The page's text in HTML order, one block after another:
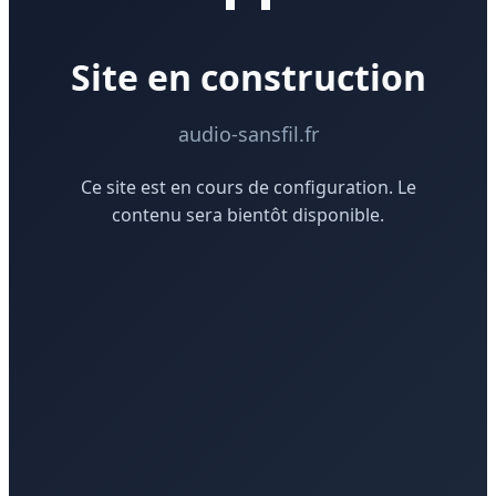
Site en construction
audio-sansfil.fr
Ce site est en cours de configuration. Le
contenu sera bientôt disponible.